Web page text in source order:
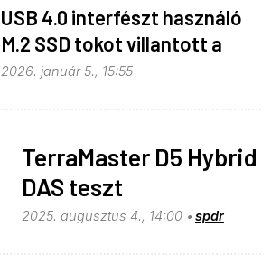
USB 4.0 interfészt használó
M.2 SSD tokot villantott a
Targus
2026. január 5., 15:55
TerraMaster D5 Hybrid
DAS teszt
2025. augusztus 4., 14:00 spdr